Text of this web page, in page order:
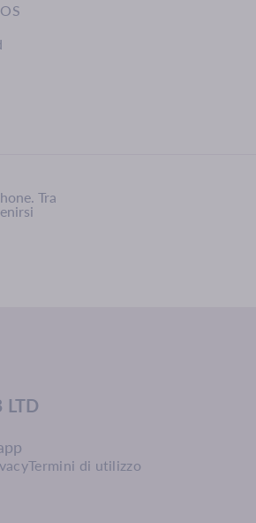
Tra
LTD
Termini di utilizzo